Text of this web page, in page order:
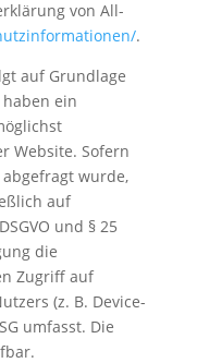
von All-
.
auf Grundlage
haben ein
Website. Sofern
wurde,
auf
und § 25
die
Zugriff auf
(z. B. Device-
umfasst. Die